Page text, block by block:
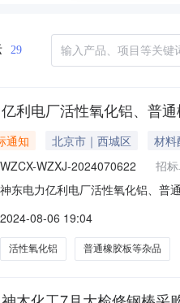
29
利电厂活性氧化铝、普
通知 北京市｜西城区 材料
WZCX-WZXJ-2024070622 招标
神东电力亿利电厂活性氧化铝、普
责受理采购投诉。异议接收单位：
2024-08-06 19:04
活性氧化铝 普通橡胶板等杂品